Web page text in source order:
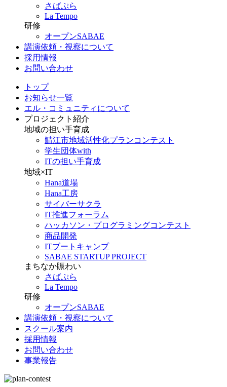
さばぷら
La Tempo
研修
オープンSABAE
講演依頼・視察について
採用情報
お問い合わせ
トップ
お知らせ一覧
エル・コミュニティについて
プロジェクト紹介
地域の担い手育成
鯖江市地域活性化プランコンテスト
学生団体with
ITの担い手育成
地域×IT
Hana道場
Hana工房
サイバーサクラ
IT推進フォーラム
ハッカソン・プログラミングコンテスト
商品開発
ITブートキャンプ
SABAE STARTUP PROJECT
まちなか賑わい
さばぷら
La Tempo
研修
オープンSABAE
講演依頼・視察について
スクール案内
採用情報
お問い合わせ
事業報告